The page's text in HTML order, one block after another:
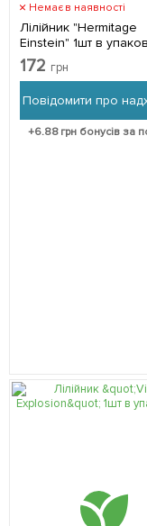
Немає в наявності
Лілійник "Hermitage
Einstein" 1шт в
172 грн
Повідомити про
+6.88грн бонусів за